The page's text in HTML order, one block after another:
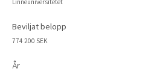
Linnéuniversitetet
Beviljat belopp
774 200 SEK
År